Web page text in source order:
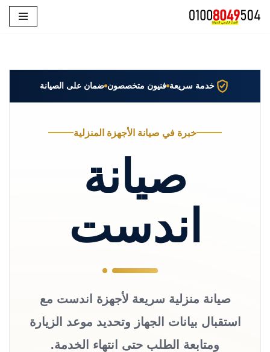
خدمة سريعة فنيون متخصصون ضمان على الصيانة
خبرة في صيانة الأجهزة المنزلية
صيانة
اندست
صيانة منزلية سريعة لأجهزة اندست مع
استقبال بيانات الجهاز وتحديد موعد الزيارة
ومتابعة الطلب حتى انتهاء الخدمة.